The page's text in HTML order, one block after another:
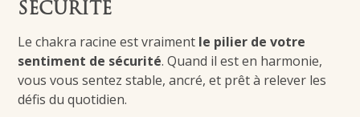
SÉCURITÉ
Le chakra racine est vraiment le pilier de votre
sentiment de sécurité. Quand il est en harmonie,
vous vous sentez stable, ancré, et prêt à relever les
défis du quotidien.